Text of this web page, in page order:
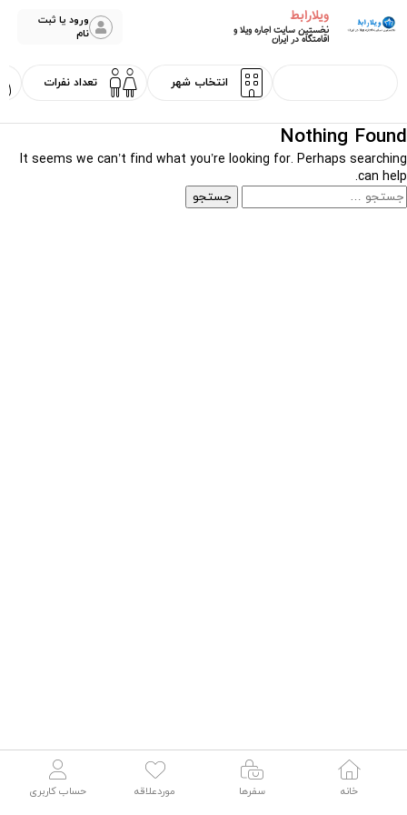
ویلارابط
نخستین سایت اجاره ویلا و
اقامتگاه در ایران
ورود یا ثبت
نام
Nothing Found
It seems we can’t find what you’re looking for. Perhaps searching
can help.
خانه سفرها موردعلاقه حساب کاربری